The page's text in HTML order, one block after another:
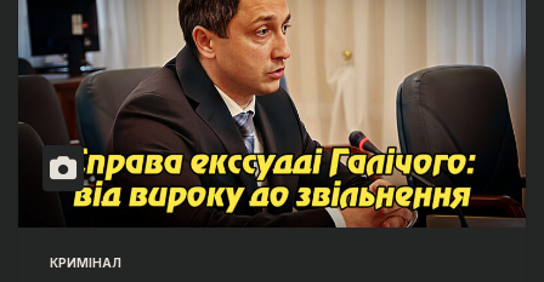
КРИМІНАЛ